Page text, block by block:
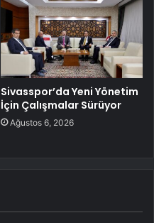
Sivasspor’da Yeni Yönetim
İçin Çalışmalar Sürüyor
Ağustos 6, 2026